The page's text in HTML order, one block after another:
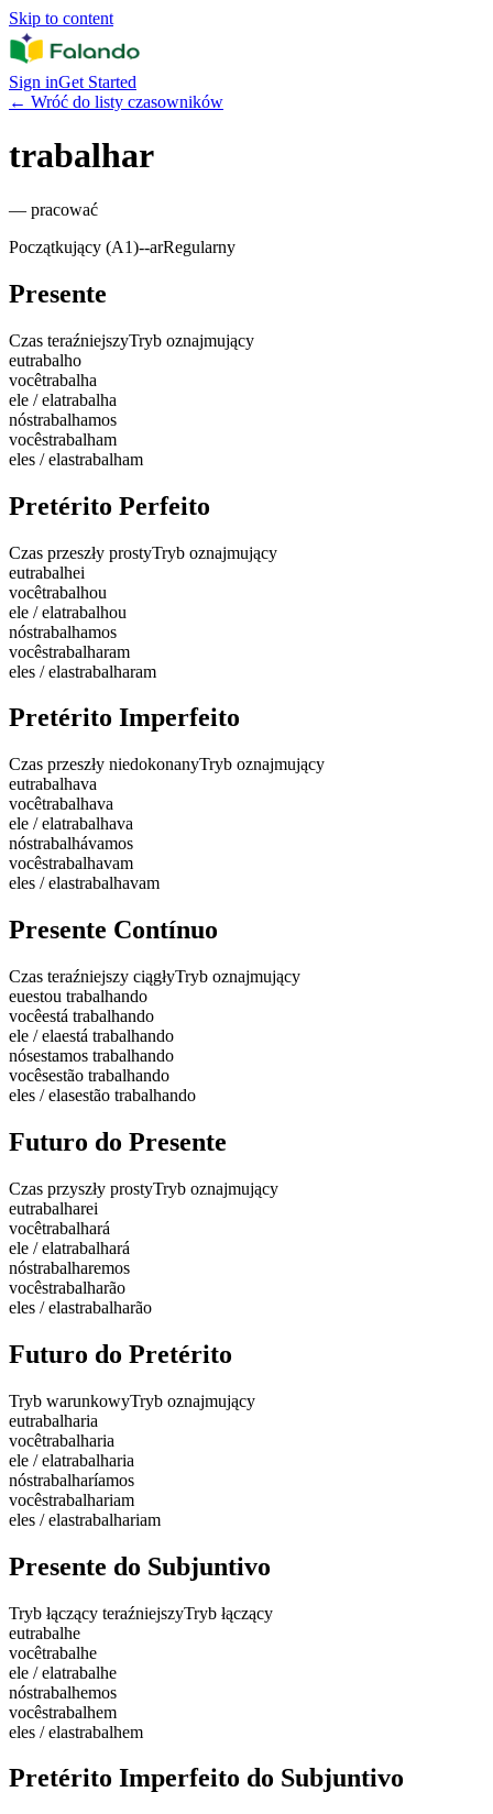
Skip to content
Sign inGet Started
← Wróć do listy czasowników
trabalhar
— pracować
Początkujący (A1)--arRegularny
Presente
Czas teraźniejszyTryb oznajmujący
eutrabalho
vocêtrabalha
ele / elatrabalha
nóstrabalhamos
vocêstrabalham
eles / elastrabalham
Pretérito Perfeito
Czas przeszły prostyTryb oznajmujący
eutrabalhei
vocêtrabalhou
ele / elatrabalhou
nóstrabalhamos
vocêstrabalharam
eles / elastrabalharam
Pretérito Imperfeito
Czas przeszły niedokonanyTryb oznajmujący
eutrabalhava
vocêtrabalhava
ele / elatrabalhava
nóstrabalhávamos
vocêstrabalhavam
eles / elastrabalhavam
Presente Contínuo
Czas teraźniejszy ciągłyTryb oznajmujący
euestou trabalhando
vocêestá trabalhando
ele / elaestá trabalhando
nósestamos trabalhando
vocêsestão trabalhando
eles / elasestão trabalhando
Futuro do Presente
Czas przyszły prostyTryb oznajmujący
eutrabalharei
vocêtrabalhará
ele / elatrabalhará
nóstrabalharemos
vocêstrabalharão
eles / elastrabalharão
Futuro do Pretérito
Tryb warunkowyTryb oznajmujący
eutrabalharia
vocêtrabalharia
ele / elatrabalharia
nóstrabalharíamos
vocêstrabalhariam
eles / elastrabalhariam
Presente do Subjuntivo
Tryb łączący teraźniejszyTryb łączący
eutrabalhe
vocêtrabalhe
ele / elatrabalhe
nóstrabalhemos
vocêstrabalhem
eles / elastrabalhem
Pretérito Imperfeito do Subjuntivo